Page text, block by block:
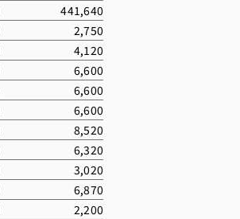
441,640
2,750
4,120
6,600
6,600
6,600
8,520
6,320
3,020
6,870
2,200